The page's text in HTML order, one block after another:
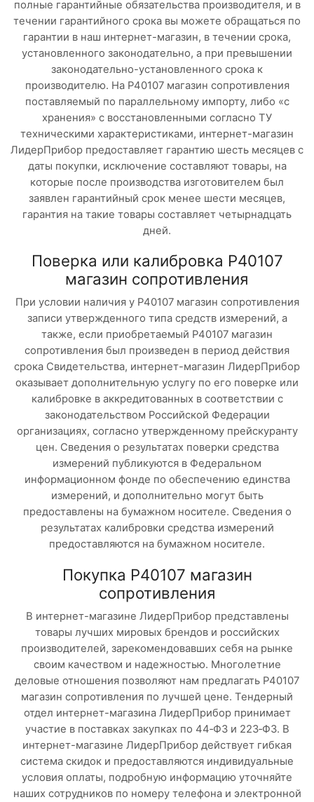
полные гарантийные обязательства производителя, и в
течении гарантийного срока вы можете обращаться по
гарантии в наш интернет-магазин, в течении срока,
установленного законодательно, а при превышении
законодательно-установленного срока к
производителю. На Р40107 магазин сопротивления
поставляемый по параллельному импорту, либо «с
хранения» с восстановленными согласно ТУ
техническими характеристиками, интернет-магазин
ЛидерПрибор предоставляет гарантию шесть месяцев с
даты покупки, исключение составляют товары, на
которые после производства изготовителем был
заявлен гарантийный срок менее шести месяцев,
гарантия на такие товары составляет четырнадцать
дней.
Поверка или калибровка Р40107
магазин сопротивления
При условии наличия у Р40107 магазин сопротивления
записи утвержденного типа средств измерений, а
также, если приобретаемый Р40107 магазин
сопротивления был произведен в период действия
срока Свидетельства, интернет-магазин ЛидерПрибор
оказывает дополнительную услугу по его поверке или
калибровке в аккредитованных в соответствии с
законодательством Российской Федерации
организациях, согласно утвержденному прейскуранту
цен. Сведения о результатах поверки средства
измерений публикуются в Федеральном
информационном фонде по обеспечению единства
измерений, и дополнительно могут быть
предоставлены на бумажном носителе. Сведения о
результатах калибровки средства измерений
предоставляются на бумажном носителе.
Покупка Р40107 магазин
сопротивления
В интернет-магазине ЛидерПрибор представлены
товары лучших мировых брендов и российских
производителей, зарекомендовавших себя на рынке
своим качеством и надежностью. Многолетние
деловые отношения позволяют нам предлагать Р40107
магазин сопротивления по лучшей цене. Тендерный
отдел интернет-магазина ЛидерПрибор принимает
участие в поставках закупках по 44‑ФЗ и 223‑ФЗ. В
интернет-магазине ЛидерПрибор действует гибкая
система скидок и предоставляются индивидуальные
условия оплаты, подробную информацию уточняйте
наших сотрудников по номеру телефона и электронной